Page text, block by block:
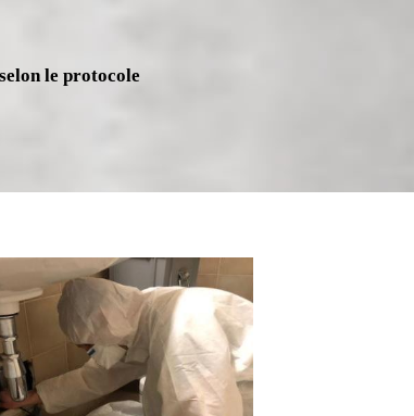
le protocole